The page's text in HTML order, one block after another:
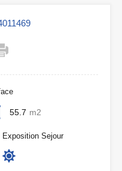
55.7 m2
Exposition Sejour